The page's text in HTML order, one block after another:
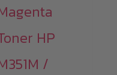
HP
/